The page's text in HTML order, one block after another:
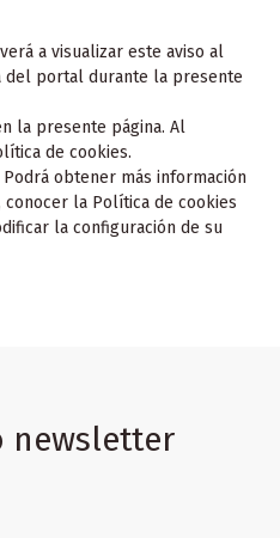
a visualizar este aviso al
del portal durante la presente
la presente página. Al
de cookies.
obtener más información
la Política de cookies
la configuración de su
newsletter